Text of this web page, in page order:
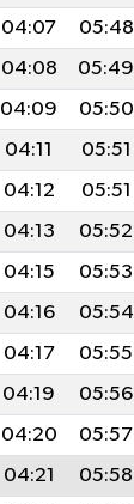
04:07 05:48
04:08 05:49
04:09 05:50
04:11 05:51
04:12 05:51
04:13 05:52
04:15 05:53
04:16 05:54
04:17 05:55
04:19 05:56
04:20 05:57
04:21 05:58